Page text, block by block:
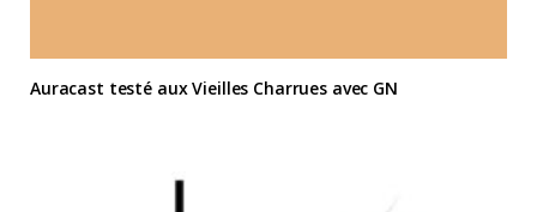
Auracast testé aux Vieilles Charrues avec GN